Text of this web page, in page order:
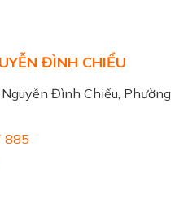
ĐÌNH CHIỂU
Đình Chiểu, Phường
885